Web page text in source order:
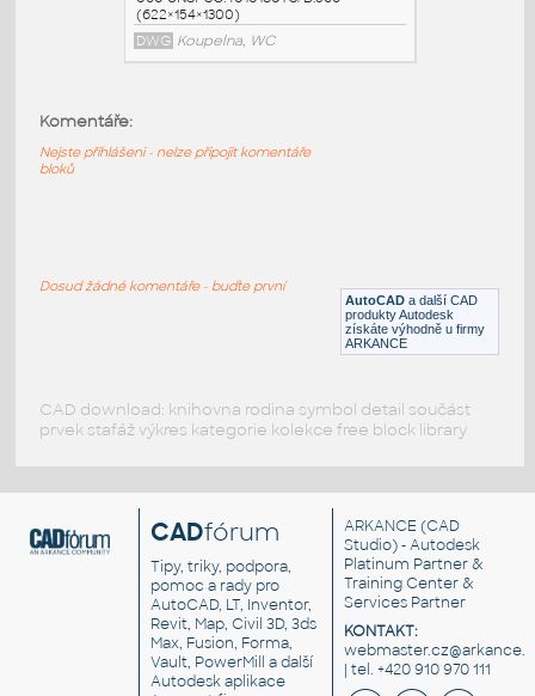
FIP-150-050:
Radiátory Zehnder Fina Lean Bar FIP-150-
AutoCAD a další CAD
produkty Autodesk
získáte výhodně u firmy
ARKANCE
Komentáře:
Nejste přihlášeni - nelze připojit komentáře
bloků
Dosud žádné komentáře - buďte první
CAD download: knihovna rodina symbol detail součást
prvek stafáž výkres kategorie kolekce free block library
CADfórum
Tipy, triky, podpora,
pomoc a rady pro
AutoCAD, LT, Inventor,
Revit, Map, Civil 3D, 3ds
Max, Fusion, Forma,
Vault, PowerMill a další
Autodesk aplikace
ARKANCE (CAD
Studio) - Autodesk
Platinum Partner &
Training Center &
Services Partner
KONTAKT:
| tel. +420 910 970 111